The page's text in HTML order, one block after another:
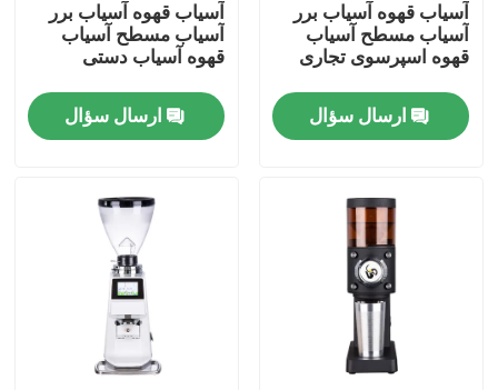
تور کارخانه
کنترل کیفیت
آسیاب دانه قهوه
آسیاب قهوه Burr
آسیاب قهوه آسیاب برر
آسیاب مسطح آسیاب
قهوه اسپرسوی تجاری
ارسال سؤال
آسیاب قهوه آسیاب برر
آسیاب مسطح آسیاب
قهوه آسیاب دستی
ارسال سؤال